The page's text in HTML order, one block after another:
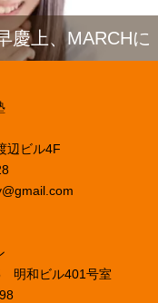
慶上、MARCHに
辺ビル4F
明和ビル401号室